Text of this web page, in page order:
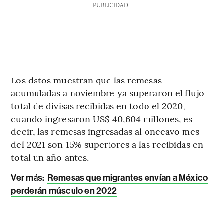
PUBLICIDAD
Los datos muestran que las remesas
acumuladas a noviembre ya superaron el flujo
total de divisas recibidas en todo el 2020,
cuando ingresaron US$ 40,604 millones, es
decir, las remesas ingresadas al onceavo mes
del 2021 son 15% superiores a las recibidas en
total un año antes.
Ver más: Remesas que migrantes envían a México
perderán músculo en 2022